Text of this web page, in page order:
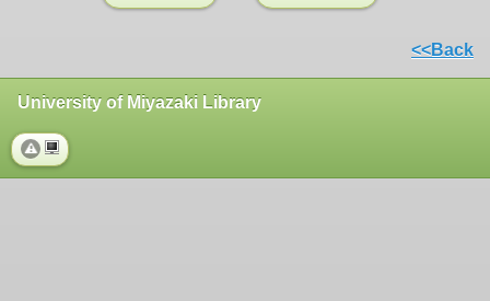
<<Back
University of Miyazaki Library